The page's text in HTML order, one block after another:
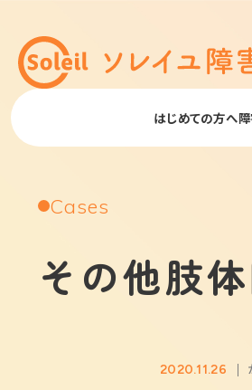
はじめての方へ
Cases
その他肢
2020.11.26